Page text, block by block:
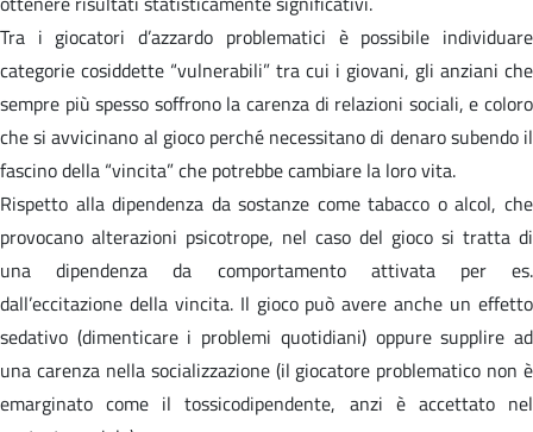
Tra i giocatori d’azzardo problematici è possibile individuare
categorie cosiddette “vulnerabili” tra cui i giovani, gli anziani che
sempre più spesso soffrono la carenza di relazioni sociali, e coloro
che si avvicinano al gioco perché necessitano di denaro subendo il
fascino della “vincita” che potrebbe cambiare la loro vita.
Rispetto alla dipendenza da sostanze come tabacco o alcol, che
provocano alterazioni psicotrope, nel caso del gioco si tratta di
una dipendenza da comportamento attivata per es.
dall’eccitazione della vincita. Il gioco può avere anche un effetto
sedativo (dimenticare i problemi quotidiani) oppure supplire ad
una carenza nella socializzazione (il giocatore problematico non è
emarginato come il tossicodipendente, anzi è accettato nel